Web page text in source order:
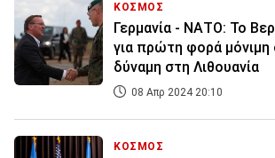
ΚΟΣΜΟΣ
Γερμανία - ΝΑΤΟ: Το
για πρώτη φορά μόνιμη
δύναμη στη Λιθουανία
08 Απρ 2024 20:10
ΚΟΣΜΟΣ